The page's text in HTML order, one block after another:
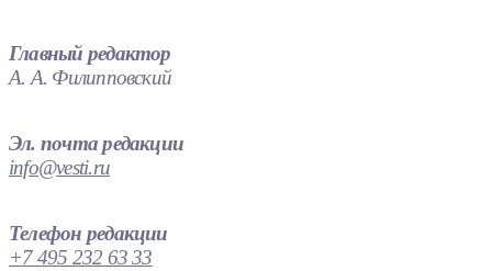
Главный редактор
А. А. Филипповский
Эл. почта редакции
info@vesti.ru
Телефон редакции
+7 495 232 63 33